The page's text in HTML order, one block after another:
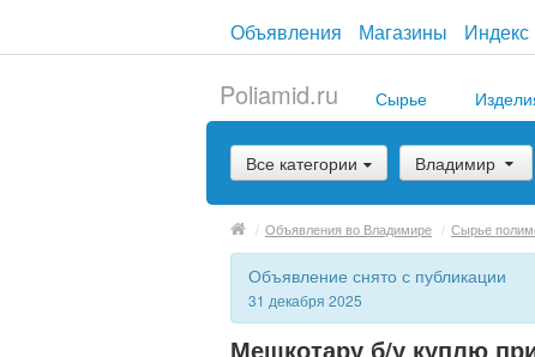
Объявления Магазины Индекс
Poliamid.ru Сырье
Все категории Владимир
/ Объявления во Владимире / Сырье
Объявление снято с публикации
31 декабря 2025
Мешкотару б/у куплю